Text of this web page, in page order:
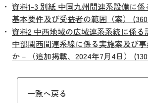
資料1-3 別紙 中国九州間連系設備に
基本要件及び受益者の範囲（案）
資料2 中西地域の広域連系系統に係る
中部関西間連系線に係る実施案及び
か－（追加掲載、2024年7月4日）
一覧へ戻る